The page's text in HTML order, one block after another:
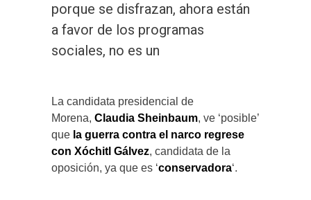
porque se disfrazan, ahora están
a favor de los programas
sociales, no es un
La candidata presidencial de
Morena, Claudia Sheinbaum, ve ‘posible’
que la guerra contra el narco regrese
con Xóchitl Gálvez, candidata de la
oposición, ya que es ‘conservadora‘.